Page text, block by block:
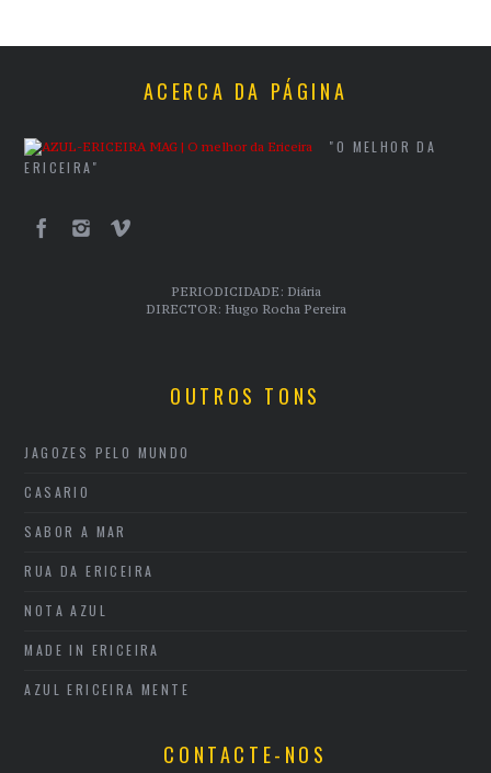
ACERCA DA PÁGINA
"O MELHOR DA
ERICEIRA"
PERIODICIDADE: Diária
DIRECTOR: Hugo Rocha Pereira
OUTROS TONS
JAGOZES PELO MUNDO
CASARIO
SABOR A MAR
RUA DA ERICEIRA
NOTA AZUL
MADE IN ERICEIRA
AZUL ERICEIRA MENTE
CONTACTE-NOS